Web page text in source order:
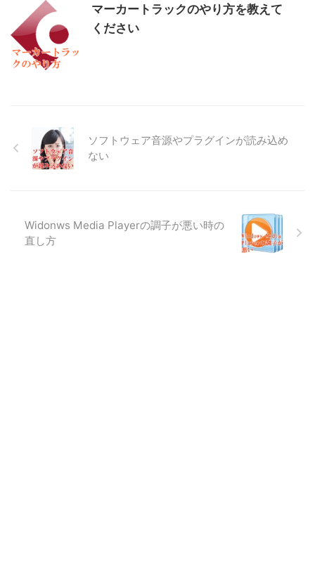
マーカートラックのやり方を教えて
ください
ソフトウェア音源やプラグインが読み込め
ない
Widonws Media Playerの調子が悪い時の
直し方